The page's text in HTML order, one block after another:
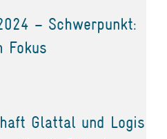
– Schwerpunkt:
Fokus
Glattal und Logis